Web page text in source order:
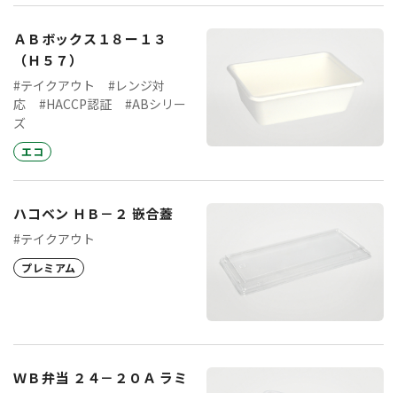
ＡＢボックス１８ー１３
（Ｈ５７）
#テイクアウト
#レンジ対
応
#HACCP認証
#ABシリー
ズ
エコ
ハコベン ＨＢ－２ 嵌合蓋
#テイクアウト
プレミアム
ＷＢ弁当 ２４－２０Ａ ラミ